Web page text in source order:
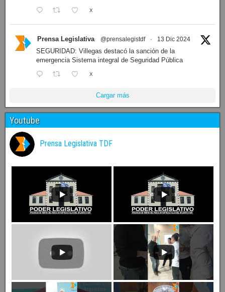
X
Prensa Legislativa @prensalegistdf · 13 Dic 2024
SEGURIDAD: Villegas destacó la sanción de la
emergencia Sistema integral de Seguridad Pública
X
Cargar más
Youtube
Prensa Legislativa TDF